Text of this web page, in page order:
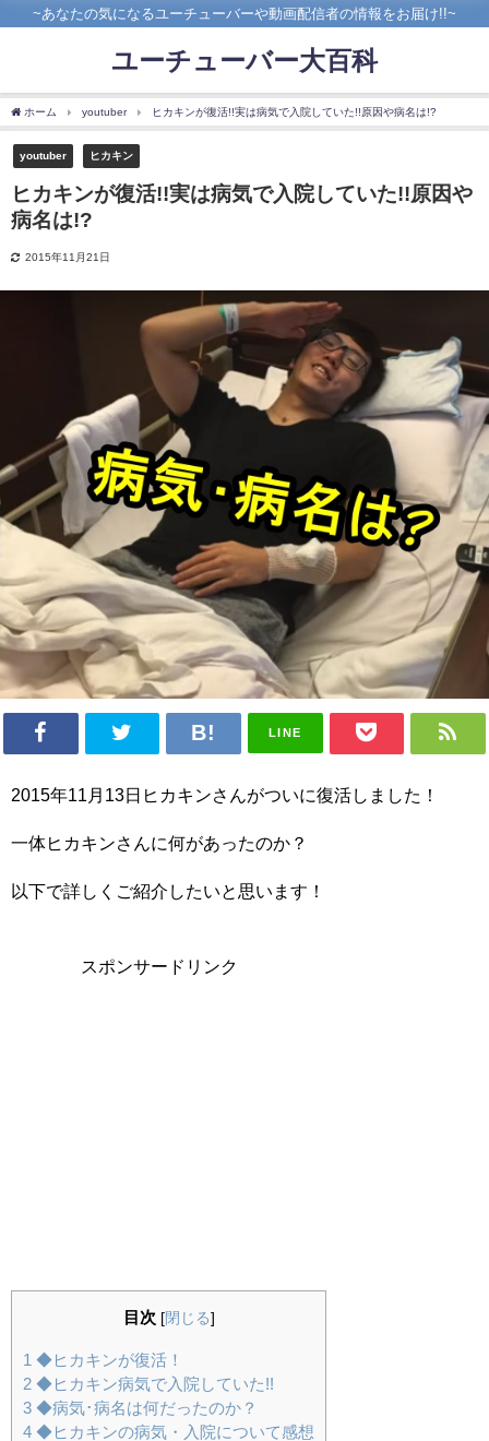
~あなたの気になるユーチューバーや動画配信者の情報をお届け!!~
ユーチューバー大百科
ホーム youtuber ヒカキンが復活!!実は病気で入院していた!!原因や病名は!?
youtuber ヒカキン
ヒカキンが復活!!実は病気で入院していた!!原因や
病名は!?
2015年11月21日
LINE
2015年11月13日ヒカキンさんがついに復活しました！
一体ヒカキンさんに何があったのか？
以下で詳しくご紹介したいと思います！
スポンサードリンク
目次 [閉じる]
1 ◆ヒカキンが復活！
2 ◆ヒカキン病気で入院していた!!
3 ◆病気･病名は何だったのか？
4 ◆ヒカキンの病気・入院について感想